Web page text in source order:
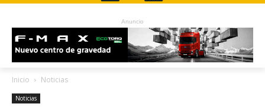
Anuncio
Inicio Noticias
Noticias